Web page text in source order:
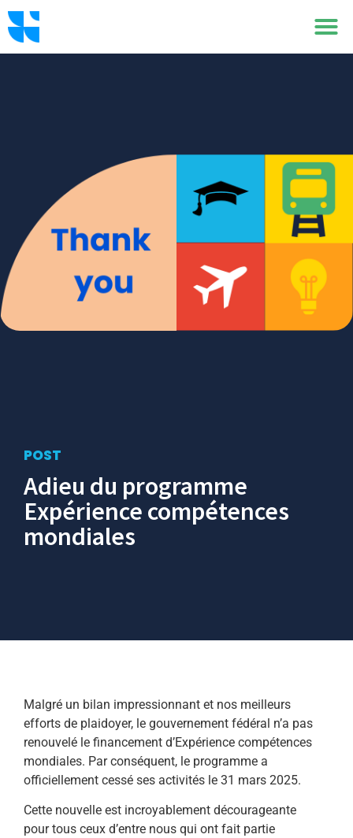
POST
Adieu du programme
Expérience compétences
mondiales
Malgré un bilan impressionnant et nos meilleurs
efforts de plaidoyer, le gouvernement fédéral n’a pas
renouvelé le financement d’Expérience compétences
mondiales. Par conséquent, le programme a
officiellement cessé ses activités le 31 mars 2025.
Cette nouvelle est incroyablement décourageante
pour tous ceux d’entre nous qui ont fait partie